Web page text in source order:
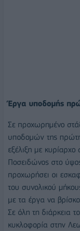
Έργα υποδομής
Σε προχωρημένο
υποδομών της
εξέλιξη με
Ποσειδώνος στο
προχωρήσει οι
του συνολικού
με τα έργα να
Σε όλη τη διάρκεια
κυκλοφορία στην